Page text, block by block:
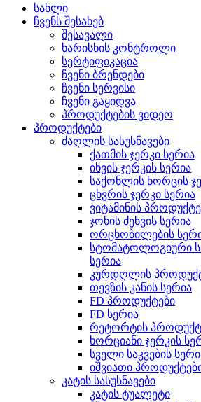
სახლი
ჩვენს შესახებ
შესავალი
ხარისხის კონტროლი
სერტიფიკაცია
ჩვენი ბრენდები
ჩვენი სერვისი
ჩვენი გაყიდვა
პროდუქტების ვიდეო
პროდუქტები
ძაღლის სასუსნავები
ქათმის ჯერკი სერია
იხვის ჯერკის სერია
საქონლის ხორცის
ცხვრის ჯერკი სერია
ვიტამინის
ჯოხის ძეხვის სერია
ორცხობილების
სტომატოლოგიური
სერია
კურდღლის
თევზის კანის სერია
FD პროდუქტები
FD სერია
რეტორტის
ხორციანი ჯერკის
სველი საკვების
იშვიათი
კატის სასუსნავები
კატის ტუალეტი